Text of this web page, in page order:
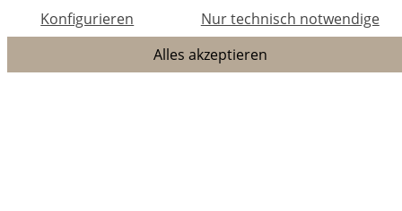
Nur technisch notwendige
Konfigurieren
Alles akzeptieren